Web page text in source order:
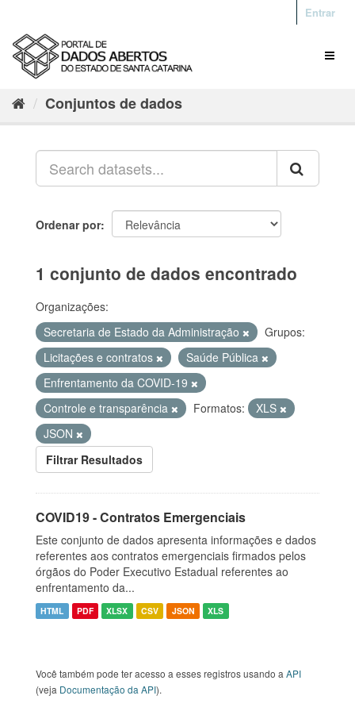
Entrar
Conjuntos de dados
Ordenar por
1 conjunto de dados encontrado
Organizações:
Secretaria de Estado da Administração
Grupos:
Licitações e contratos
Saúde Pública
Enfrentamento da COVID-19
Controle e transparência
Formatos:
XLS
JSON
Filtrar Resultados
COVID19 - Contratos Emergenciais
Este conjunto de dados apresenta informações e dados
referentes aos contratos emergenciais firmados pelos
órgãos do Poder Executivo Estadual referentes ao
enfrentamento da...
HTML PDF XLSX CSV JSON XLS
Você também pode ter acesso a esses registros usando a API
(veja Documentação da API).